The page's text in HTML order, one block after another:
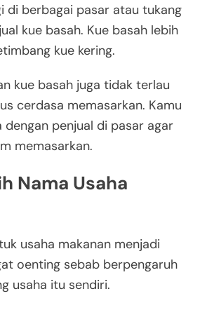
di berbagai pasar atau tukang
kue basah. Kue basah lebih
kue kering.
kue basah juga tidak terlau
cerdasa memasarkan. Kamu
dengan penjual di pasar agar
memasarkan.
Nama Usaha
usaha makanan menjadi
oenting sebab berpengaruh
usaha itu sendiri.